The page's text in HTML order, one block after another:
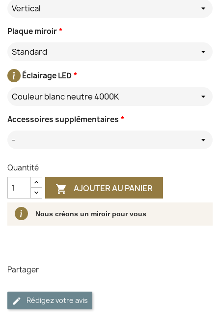
Vertical
*
Plaque miroir
Standard
*
Éclairage LED
Couleur blanc neutre 4000K
*
Accessoires supplémentaires
-
Quantité
 AJOUTER AU PANIER
Nous créons un miroir pour vous
Partager
Rédigez votre avis